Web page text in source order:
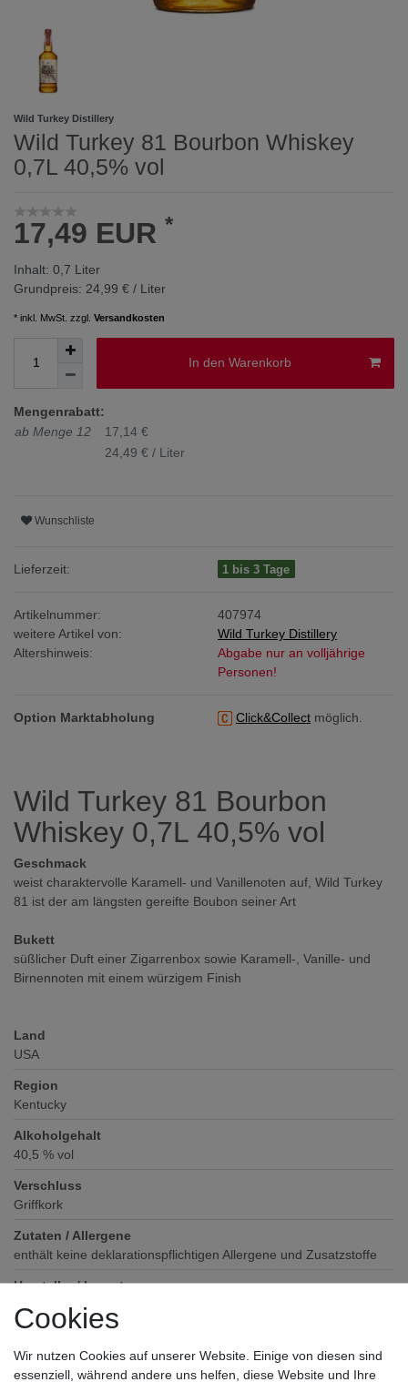
Wild Turkey Distillery
Wild Turkey 81 Bourbon Whiskey
0,7L 40,5% vol
17,49 EUR *
Inhalt: 0,7 Liter
Grundpreis: 24,99 € / Liter
* inkl. MwSt. zzgl. Versandkosten
In den Warenkorb
Mengenrabatt:
ab Menge 12
17,14 €
24,49 € / Liter
Wunschliste
Lieferzeit: 1 bis 3 Tage
Artikelnummer:
407974
weitere Artikel von:
Wild Turkey Distillery
Altershinweis:
Abgabe nur an volljährige
Personen!
Option Marktabholung Click&Collect möglich.
Wild Turkey 81 Bourbon
Whiskey 0,7L 40,5% vol
Geschmack
weist charaktervolle Karamell- und Vanillenoten auf, Wild Turkey
81 ist der am längsten gereifte Boubon seiner Art
Bukett
süßlicher Duft einer Zigarrenbox sowie Karamell-, Vanille- und
Birnennoten mit einem würzigem Finish
Land
USA
Region
Kentucky
Alkoholgehalt
40,5 % vol
Verschluss
Griffkork
Zutaten / Allergene
enthält keine deklarationspflichtigen Allergene und Zusatzstoffe
Hersteller / Importeur
Campari Deutschland GmbH, Bajuwarenring 1, 82041
Oberhaching
Cookies
Wir nutzen Cookies auf unserer Website. Einige von diesen sind
essenziell, während andere uns helfen, diese Website und Ihre